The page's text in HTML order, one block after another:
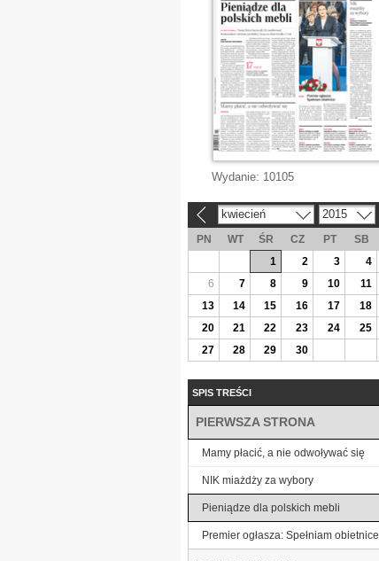
Wydanie: 10105
kwiecień 2015
PN WT ŚR CZ PT SB
1
2 3 4
6
7 8 9 10 11
13
14 15 16 17 18
20
21 22 23 24 25
27
28 29 30
SPIS TREŚCI
PIERWSZA STRONA
Mamy płacić, a nie odwoływać się
NIK miażdży za wybory
Pieniądze dla polskich mebli
Premier ogłasza: Spełniam obietnice